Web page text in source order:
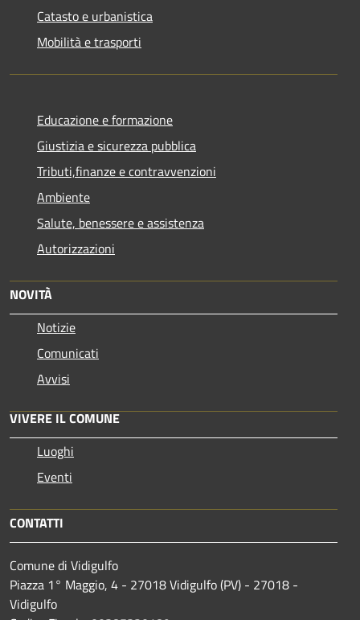
Catasto e urbanistica
Mobilità e trasporti
Educazione e formazione
Giustizia e sicurezza pubblica
Tributi,finanze e contravvenzioni
Ambiente
Salute, benessere e assistenza
Autorizzazioni
NOVITÀ
Notizie
Comunicati
Avvisi
VIVERE IL COMUNE
Luoghi
Eventi
CONTATTI
Comune di Vidigulfo
Piazza 1° Maggio, 4 - 27018 Vidigulfo (PV) - 27018 -
Vidigulfo